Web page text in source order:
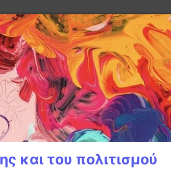
και του πολιτισμού